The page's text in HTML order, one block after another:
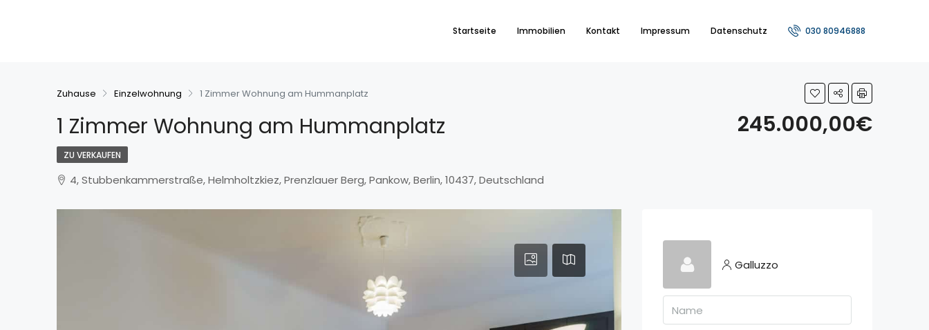
Startseite Immobilien Kontakt Impressum Datenschutz 030 80946888
Zuhause Einzelwohnung 1 Zimmer Wohnung am Hummanplatz
1 Zimmer Wohnung am Hummanplatz 245.000,00€
ZU VERKAUFEN
4, Stubbenkammerstraße, Helmholtzkiez, Prenzlauer Berg, Pankow, Berlin, 10437, Deutschland
Galluzzo